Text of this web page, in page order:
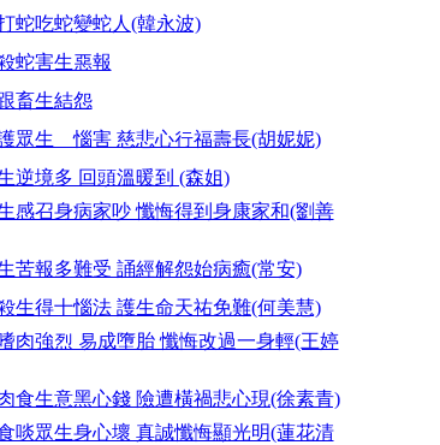
蛇吃蛇變蛇人(韓永波)
蛇害生惡報
畜生結怨
眾生離惱害 慈悲心行福壽長(胡妮妮)
逆境多 回頭溫暖到 (森姐)
感召身病家吵 懺悔得到身康家和(劉善
苦報多難受 誦經解怨始病癒(常安)
生得十惱法 護生命天祐免難(何美慧)
肉強烈 易成墮胎 懺悔改過一身輕(王婷
食生意黑心錢 險遭橫禍悲心現(徐素青)
啖眾生身心壞 真誠懺悔顯光明(蓮花清